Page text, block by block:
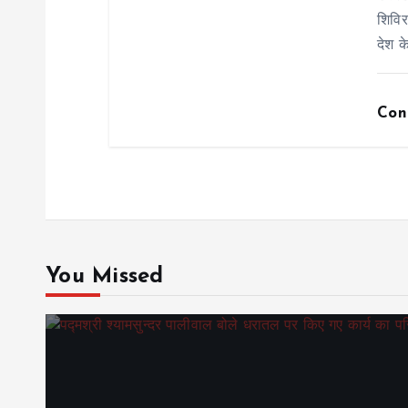
देश
You Missed